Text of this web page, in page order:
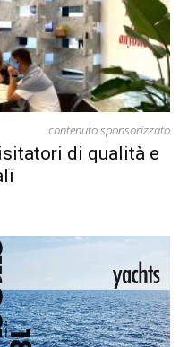
contenuto sponsorizzato
di qualità e